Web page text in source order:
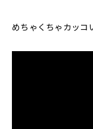
めちゃくちゃカッコ